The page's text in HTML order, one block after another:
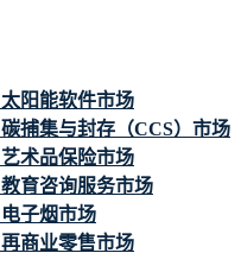
太阳能软件市场
碳捕集与封存（CCS）市场
艺术品保险市场
教育咨询服务市场
电子烟市场
再商业零售市场